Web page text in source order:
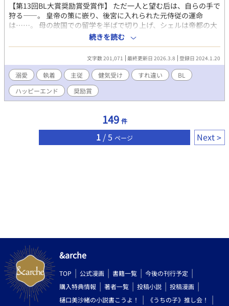
【第13回BL大賞奨励賞受賞作】 ただ一人と望む后は、自らの手で
狩る――。 皇帝の策に嵌り、後宮に入れられた元侍従の運命
は……。 母の故国での留学を半ばで切り上げ、シェルは帝都の大
公邸に戻っていた。 若き皇帝エーヴェルトが、数代ぶりに皇后を
自らの手で得る『后狩り』を行うと宣言し、その標的となる娘の
家──大公家の門に目印の白羽の矢を立てたからだ。 古の掠奪婚
に起源を持つ『后狩り』は、建前上、娘を奪われる家では不名誉
なこととされるため、一族の若者が形式的に娘を護衛し、一応は
抵抗する慣わしとなっている。 一族の面子を保つために、シェル
は妹クリスティーナの護衛として父に呼び戻されたのだ。 嵐の
夜、雷光を背に単身大公邸を襲い、クリスティーナの居室の扉を
た。 恐ろしさに震えるクリスティーナには目もくれず、当身を食
らい呆気なく意識を失ったシェルを──。 ◇◇◇ ■性描写のある
章には、※を付与しています。 ■他サイトにも投稿しています。
続きを読む
文字数 201,071 最終更新日 2026.3.8 登録日 2024.1.20
溺愛 執着 主従 健気受け すれ違い
BL
ハッピーエンド
奨励賞
149 件
1 / 5 ページ Next
&arche
TOP 公式漫画 書籍一覧
今後の刊行予定
購入特典情報
著者一覧 投稿小説
投稿漫画
樋口美沙緒の小説書こうよ！
《うちの子》推し会！